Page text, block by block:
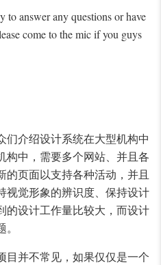
to answer any questions or have
come to the mic if you guys
们介绍设计系统在大型机构中
构中，需要多个网站、并且各
的页面以支持各种活动，并且
视觉形象的辨识度、保持设计
的设计工作量比较大，而设计
目并不常见，如果仅仅是一个